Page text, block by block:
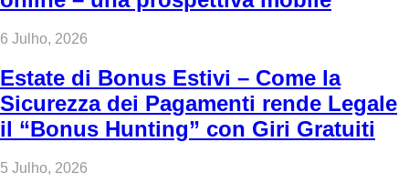
6 Julho, 2026
Estate di Bonus Estivi – Come la
Sicurezza dei Pagamenti rende Legale
il “Bonus Hunting” con Giri Gratuiti
5 Julho, 2026